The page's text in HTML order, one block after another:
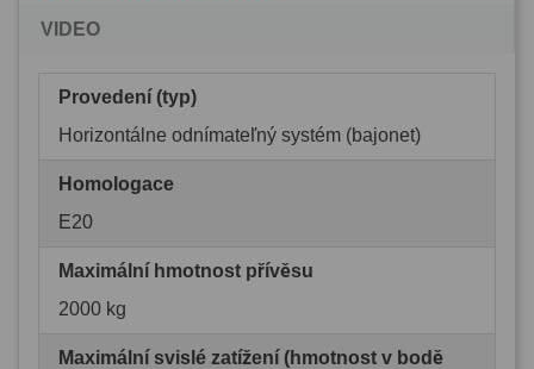
VIDEO
Provedení (typ)
Horizontálne odnímateľný systém (bajonet)
Homologace
E20
Maximální hmotnost přívěsu
2000 kg
Maximální svislé zatížení (hmotnost v bodě